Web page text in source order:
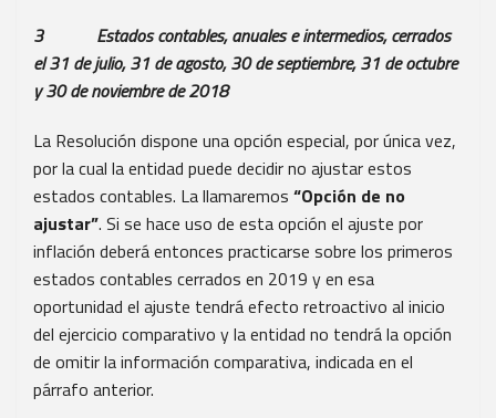
3 Estados contables, anuales e intermedios, cerrados
el 31 de julio, 31 de agosto, 30 de septiembre, 31 de octubre
y 30 de noviembre de 2018
La Resolución dispone una opción especial, por única vez,
por la cual la entidad puede decidir no ajustar estos
estados contables. La llamaremos “Opción de no
ajustar”. Si se hace uso de esta opción el ajuste por
inflación deberá entonces practicarse sobre los primeros
estados contables cerrados en 2019 y en esa
oportunidad el ajuste tendrá efecto retroactivo al inicio
del ejercicio comparativo y la entidad no tendrá la opción
de omitir la información comparativa, indicada en el
párrafo anterior.